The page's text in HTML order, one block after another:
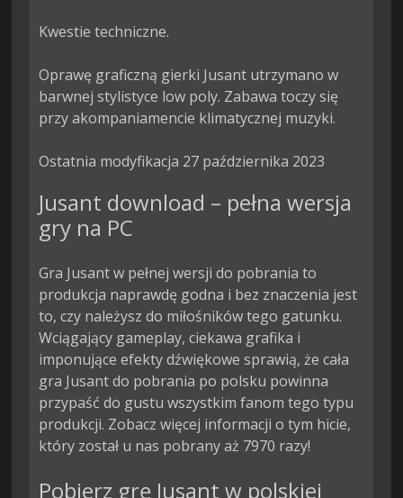
Kwestie techniczne.
Oprawę graficzną gierki Jusant utrzymano w
barwnej stylistyce low poly. Zabawa toczy się
przy akompaniamencie klimatycznej muzyki.
Ostatnia modyfikacja 27 października 2023
Jusant download – pełna wersja
gry na PC
Gra Jusant w pełnej wersji do pobrania to
produkcja naprawdę godna i bez znaczenia jest
to, czy należysz do miłośników tego gatunku.
Wciągający gameplay, ciekawa grafika i
imponujące efekty dźwiękowe sprawią, że cała
gra Jusant do pobrania po polsku powinna
przypaść do gustu wszystkim fanom tego typu
produkcji. Zobacz więcej informacji o tym hicie,
który został u nas pobrany aż 7970 razy!
Pobierz grę Jusant w polskiej